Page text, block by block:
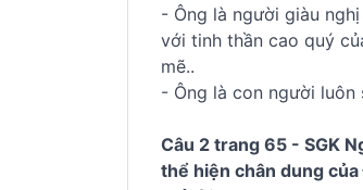
- Ông là người giàu
với tinh thần cao quý
mẽ..
- Ông là con người
Câu 2 trang 65 - SGK
thể hiện chân dung